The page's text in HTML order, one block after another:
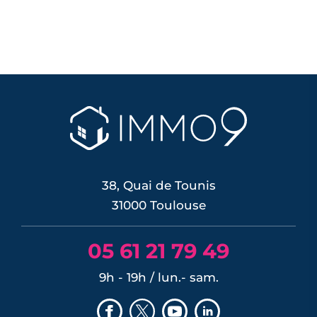
Programmes neufs Labège (1)
Programmes neufs Mondonville (1)
Programmes neufs Montrabé (1)
Programmes neufs Pechbusque (1)
Programmes neufs Pin-Balma (1)
Programmes neufs Roques (1)
Programmes neufs Saint-Loup-Cammas
38, Quai de Tounis
31000 Toulouse
05 61 21 79 49
9h - 19h / lun.- sam.